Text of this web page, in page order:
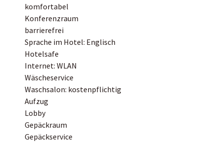
komfortabel
Konferenzraum
barrierefrei
Sprache im Hotel: Englisch
Hotelsafe
Internet: WLAN
Wäscheservice
Waschsalon: kostenpflichtig
Aufzug
Lobby
Gepäckraum
Gepäckservice